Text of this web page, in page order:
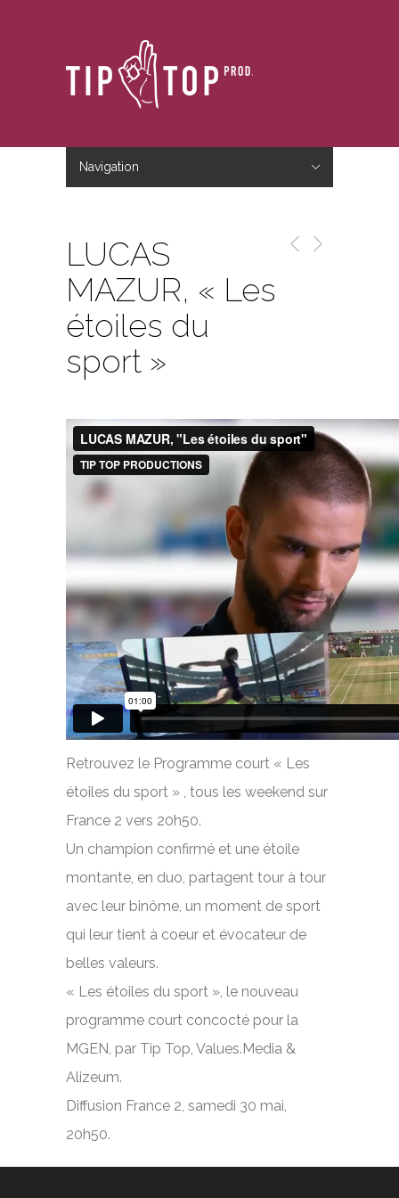
Navigation
LUCAS
MAZUR, « Les
étoiles du
sport »
Retrouvez le Programme court « Les
étoiles du sport » , tous les weekend sur
France 2 vers 20h50.
Un champion confirmé et une étoile
montante, en duo, partagent tour à tour
avec leur binôme, un moment de sport
qui leur tient à coeur et évocateur de
belles valeurs.
« Les étoiles du sport », le nouveau
programme court concocté pour la
MGEN, par Tip Top, Values.Media &
Alizeum.
Diffusion France 2, samedi 30 mai,
20h50.